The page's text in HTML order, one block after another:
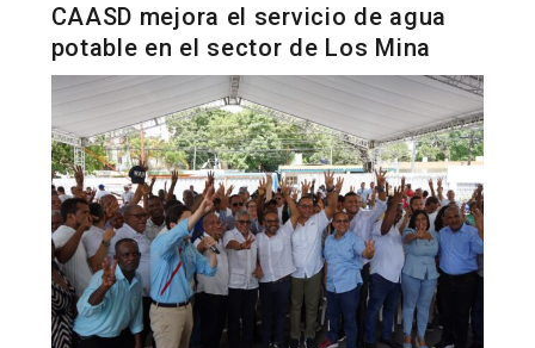
CAASD mejora el servicio de agua
potable en el sector de Los Mina